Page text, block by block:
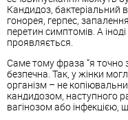
Кандидоз, бактеріальний
гонорея, герпес,
перетин симптомів. А
проявляється.
Саме тому фраза “я
безпечна. Так, у жінки
організм – не
кандидозом, наступного
вагінозом або